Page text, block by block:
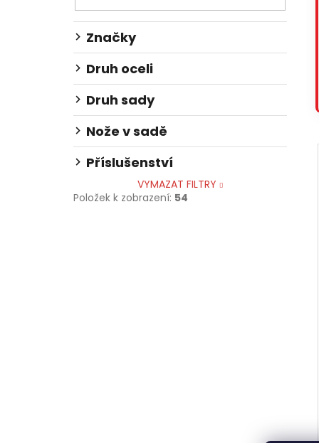
Značky
Druh oceli
Druh sady
Nože v sadě
Příslušenství
VYMAZAT FILTRY
Položek k zobrazení: 54